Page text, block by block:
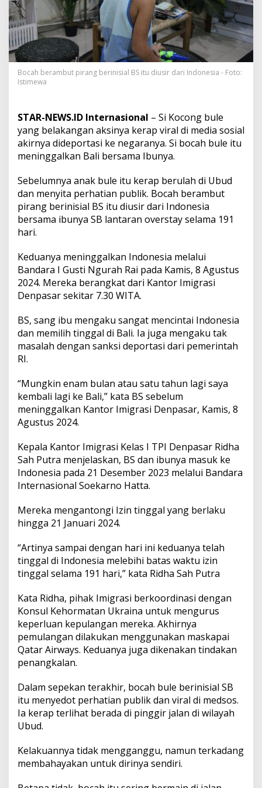
K
r
a
p
B
e
a
h
d
a
n
i
r
a
l
h
i
r
y
a
i
d
e
p
t
a
s
Bocah berambut pirang berinisial BS itu diusir dari Indonesia - Foto:
Istimewa
STAR-NEWS.ID Internasional – Si Kocong bule
yang belakangan aksinya kerap viral di media sosial
akirnya dideportasi ke negaranya. Si bocah bule itu
meninggalkan Bali bersama Ibunya.
Sebelumnya anak bule itu kerap berulah di Ubud
dan menyita perhatian publik. Bocah berambut
pirang berinisial BS itu diusir dari Indonesia
bersama ibunya SB lantaran overstay selama 191
hari.
Keduanya meninggalkan Indonesia melalui
Bandara I Gusti Ngurah Rai pada Kamis, 8 Agustus
2024. Mereka berangkat dari Kantor Imigrasi
Denpasar sekitar 7.30 WITA.
BS, sang ibu mengaku sangat mencintai Indonesia
dan memilih tinggal di Bali. Ia juga mengaku tak
masalah dengan sanksi deportasi dari pemerintah
RI.
“Mungkin enam bulan atau satu tahun lagi saya
kembali lagi ke Bali,” kata BS sebelum
meninggalkan Kantor Imigrasi Denpasar, Kamis, 8
Agustus 2024.
Kepala Kantor Imigrasi Kelas I TPI Denpasar Ridha
Sah Putra menjelaskan, BS dan ibunya masuk ke
Indonesia pada 21 Desember 2023 melalui Bandara
Internasional Soekarno Hatta.
Mereka mengantongi Izin tinggal yang berlaku
hingga 21 Januari 2024.
“Artinya sampai dengan hari ini keduanya telah
tinggal di Indonesia melebihi batas waktu izin
tinggal selama 191 hari,” kata Ridha Sah Putra
Kata Ridha, pihak Imigrasi berkoordinasi dengan
Konsul Kehormatan Ukraina untuk mengurus
keperluan kepulangan mereka. Akhirnya
pemulangan dilakukan menggunakan maskapai
Qatar Airways. Keduanya juga dikenakan tindakan
penangkalan.
Dalam sepekan terakhir, bocah bule berinisial SB
itu menyedot perhatian publik dan viral di medsos.
Ia kerap terlihat berada di pinggir jalan di wilayah
Ubud.
Kelakuannya tidak mengganggu, namun terkadang
membahayakan untuk dirinya sendiri.